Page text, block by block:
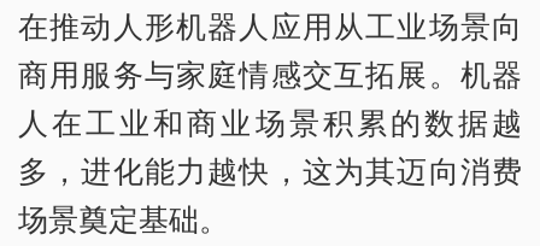
在推动人形机器人应用从工业场景向
商用服务与家庭情感交互拓展。机器
人在工业和商业场景积累的数据越
多，进化能力越快，这为其迈向消费
场景奠定基础。